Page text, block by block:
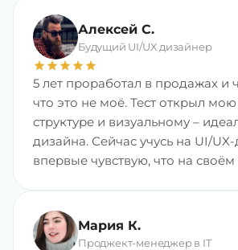
Алексей С.
Будущий UI/UX дизайнер
star star star star star
5 лет проработал в продажах и
что это не моё. Тест открыл мою
структуре и визуальному –
дизайна. Сейчас учусь на UI/
впервые чувствую, что на своём
Мария К.
Проджект-менеджер в IT